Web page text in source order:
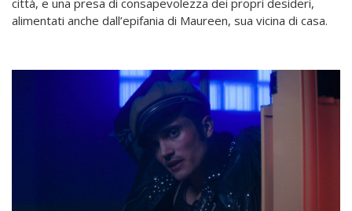
alimentati anche dall’epifania di Maureen, sua vicina di casa.